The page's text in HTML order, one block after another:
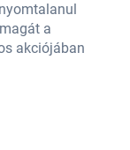
a
akciójában